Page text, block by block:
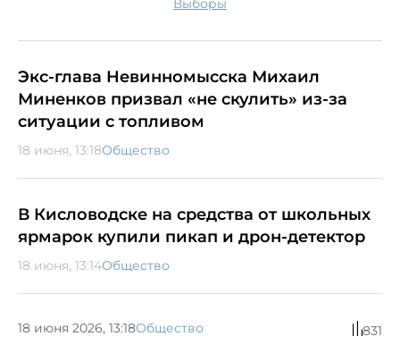
выборы
Экс-глава Невинномысска Михаил
Миненков призвал «не скулить» из-за
ситуации с топливом
18 июня, 13:18Общество
В Кисловодске на средства от школьных
ярмарок купили пикап и дрон-детектор
18 июня, 13:14Общество
18 июня 2026, 13:18Общество 831